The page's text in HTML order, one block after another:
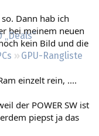
„Deals“
GPU-Rangliste
Dann hab ich
bei meinem neuen
kein Bild und die
einzelt rein, ....
der POWER SW ist
piepst ja das